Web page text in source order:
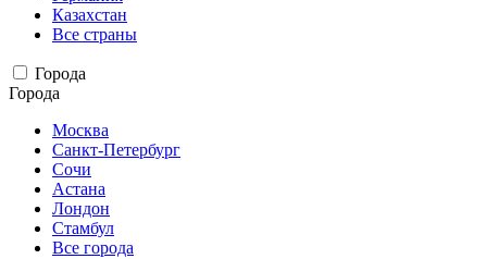
Казахстан
Все страны
Города
Города
Москва
Санкт-Петербург
Сочи
Астана
Лондон
Стамбул
Все города